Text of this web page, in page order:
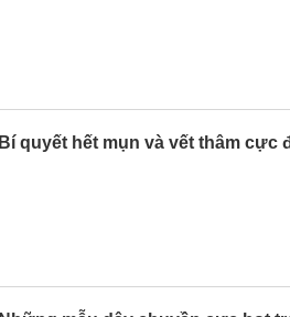
Bí quyết hết mụn và vết thâm cực